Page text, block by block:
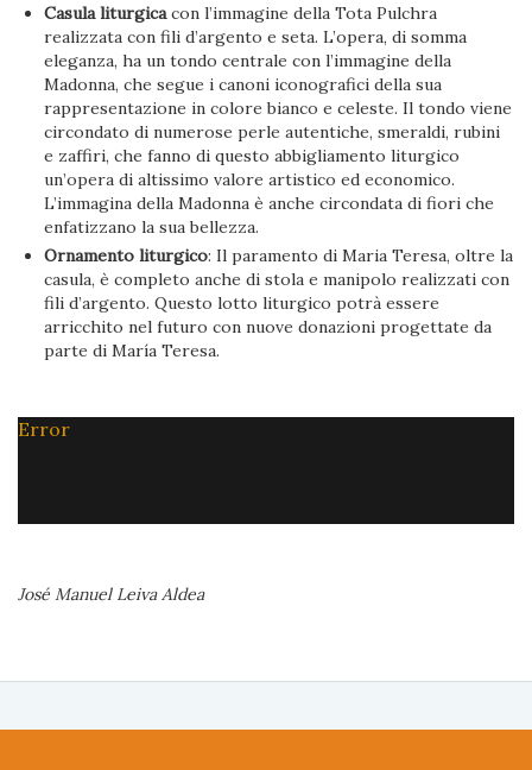
Casula liturgicacon l’immagine della Tota Pulchra
realizzata con fili d’argento e seta. L’opera, di somma
eleganza, ha un tondo centrale con l’immagine della
Madonna, che segue i canoni iconografici della sua
rappresentazione in colore bianco e celeste. Il tondo viene
circondato di numerose perle autentiche, smeraldi, rubini
e zaffiri, che fanno di questo abbigliamento liturgico
un’opera di altissimo valore artistico ed economico.
L’immagina della Madonna è anche circondata di fiori che
enfatizzano la sua bellezza.
Ornamento liturgico: Il paramento di Maria Teresa, oltre la
casula, è completo anche di stola e manipolo realizzati con
fili d’argento. Questo lotto liturgico potrà essere
arricchito nel futuro con nuove donazioni progettate da
parte di María Teresa.
Error
José Manuel Leiva Aldea